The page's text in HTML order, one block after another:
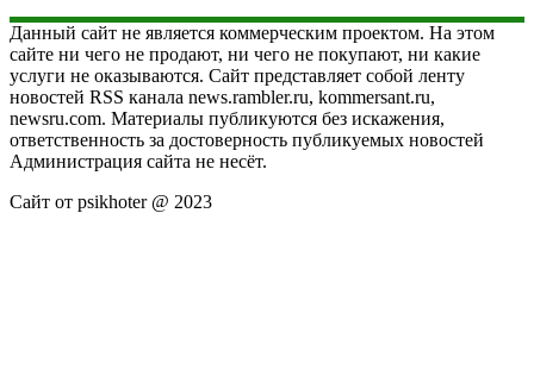
Данный сайт не является коммерческим проектом. На этом
сайте ни чего не продают, ни чего не покупают, ни какие
услуги не оказываются. Сайт представляет собой ленту
новостей RSS канала news.rambler.ru, kommersant.ru,
newsru.com. Материалы публикуются без искажения,
ответственность за достоверность публикуемых новостей
Администрация сайта не несёт.
Сайт от psikhoter @ 2023